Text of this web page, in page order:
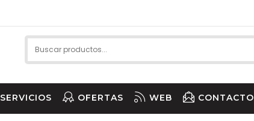
SERVICIOS OFERTAS WEB CONTACTO